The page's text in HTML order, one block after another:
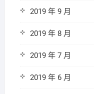
2019 年 9 月
2019 年 8 月
2019 年 7 月
2019 年 6 月